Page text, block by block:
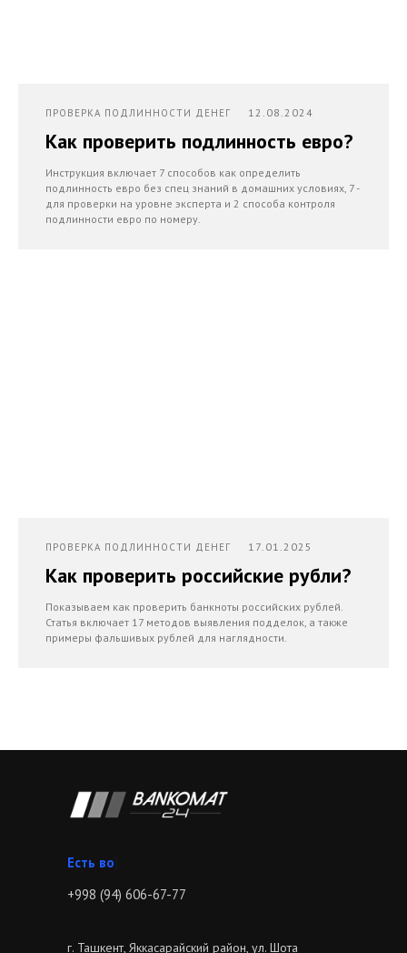
ПРОВЕРКА ПОДЛИННОСТИ ДЕНЕГ 12.08.2024
Как проверить подлинность евро?
Инструкция включает 7 способов как определить
подлинность евро без спец знаний в домашних условиях, 7 -
для проверки на уровне эксперта и 2 способа контроля
подлинности евро по номеру.
ПРОВЕРКА ПОДЛИННОСТИ ДЕНЕГ 17.01.2025
Как проверить российские рубли?
Показываем как проверить банкноты российских рублей.
Статья включает 17 методов выявления подделок, а также
примеры фальшивых рублей для наглядности.
г. Ташкент, Яккасарайский район, ул. Шота
Звони|
+998 (94) 606-67-77